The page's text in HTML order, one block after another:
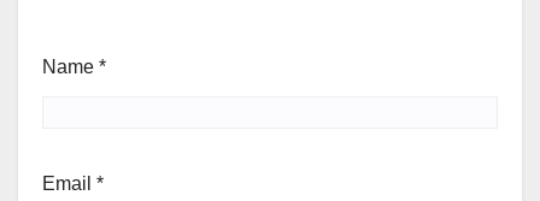
Name *
Email *